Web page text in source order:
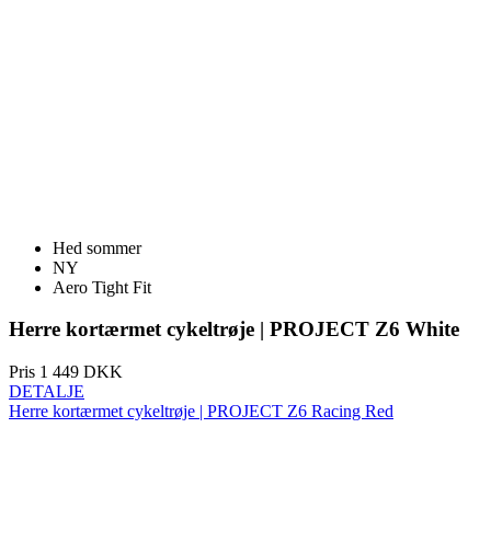
Hed sommer
NY
Aero Tight Fit
Herre kortærmet cykeltrøje | PROJECT Z6 White
Pris 1 449 DKK
DETALJE
Herre kortærmet cykeltrøje | PROJECT Z6 Racing Red